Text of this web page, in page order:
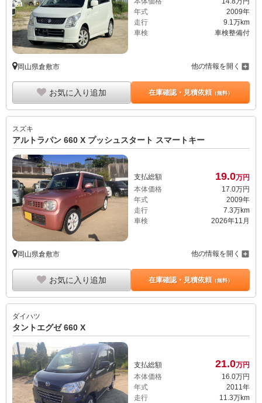
年式
2009年
走行
9.1万km
車検
車検整備付
岡山県倉敷市 他の情報を開く
お気に入り追加 在庫確認・見積依頼（無料）
スズキ
アルトラパン 660 X プッシュスタート スマートキー
支払総額 19.0万円
本体価格
17. 0万円
年式
2009年
走行
7.3万km
車検
2026年11月
岡山県倉敷市 他の情報を開く
お気に入り追加 在庫確認・見積依頼（無料）
ダイハツ
タントエグゼ 660 X
支払総額 21.0万円
本体価格
16.0万円
年式
2011年
走行
11.3万km